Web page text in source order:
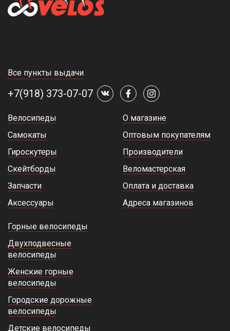
Все пункты выдачи
+7(918) 373-07-07
Велосипеды
Самокаты
Гироскутеры
Скейтборды
Запчасти
Аксессуары
О магазине
Оптовым покупателям
Производители
Веломастерская
Оплата и доставка
Адреса магазинов
Горные велосипеды
Двухподвесные
велосипеды
Женские горные
велосипеды
Городские дорожные
велосипеды
Детские велосипеды